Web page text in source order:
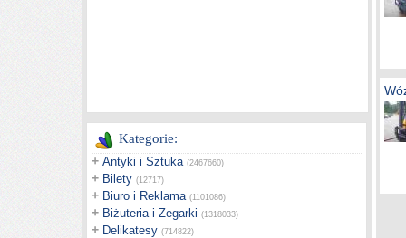
Kategorie:
+ Antyki i Sztuka (2467660)
+ Bilety (12717)
+ Biuro i Reklama (1101086)
+ Biżuteria i Zegarki (1318033)
+ Delikatesy (714822)